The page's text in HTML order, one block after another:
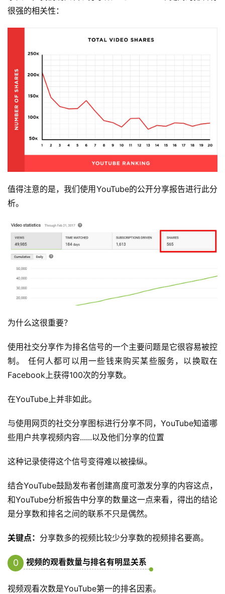
很强的相关性：
值得注意的是，我们使用YouTube的公开分享报告进行此分
析。
为什么这很重要？
使用社交分享作为排名信号的一个主要问题是它很容易被控
制。 任何人都可以用一些钱来购买某些服务，以换取在
Facebook上获得100次的分享数。
在YouTube上并非如此。
与使用网页的社交分享图标进行分享不同，YouTube知道哪
些用户共享视频内容......以及他们分享的位置
这种记录使得这个信号变得难以被操纵。
结合YouTube鼓励发布者创建高度可激发分享的内容这点，
和YouTube分析报告中分享的数量这一点来看，得出的结论
是分享数和排名之间的联系不只是偶然。
关键点： 分享数多的视频比较少分享数的视频排名要高。
0
视频的观看数量与排名有明显关系
视频观看次数是YouTube第一的排名因素。